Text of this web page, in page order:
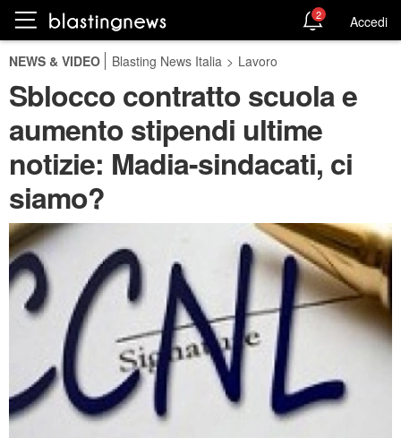
2 Accedi
NEWS & VIDEO Blasting News Italia > Lavoro
Sblocco contratto scuola e
aumento stipendi ultime
notizie: Madia-sindacati, ci
siamo?